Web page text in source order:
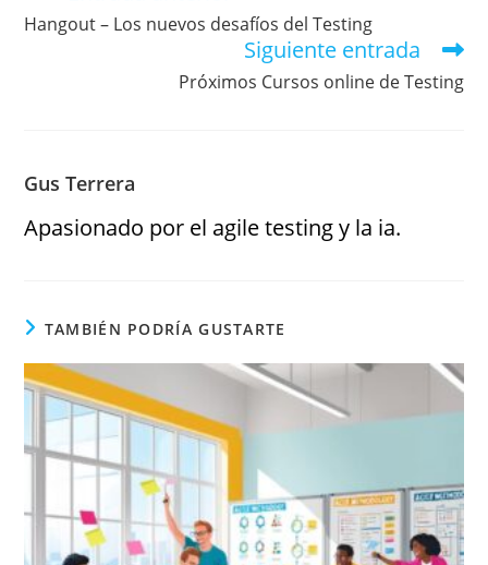
Hangout – Los nuevos desafíos del Testing
Siguiente entrada
Próximos Cursos online de Testing
Gus Terrera
Apasionado por el agile testing y la ia.
TAMBIÉN PODRÍA GUSTARTE